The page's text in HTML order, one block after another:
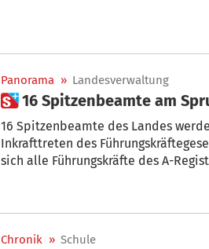
Panorama » Landesverwaltung
 16 Spitzenbeamte am
16 Spitzenbeamte des Landes werden heute für drei Jahre
Inkrafttreten des Führungskräftegesetzes 2022 gab es dazu einen internen Aufruf, an dem
sich alle Führungskräfte des A-
Chronik » Schule